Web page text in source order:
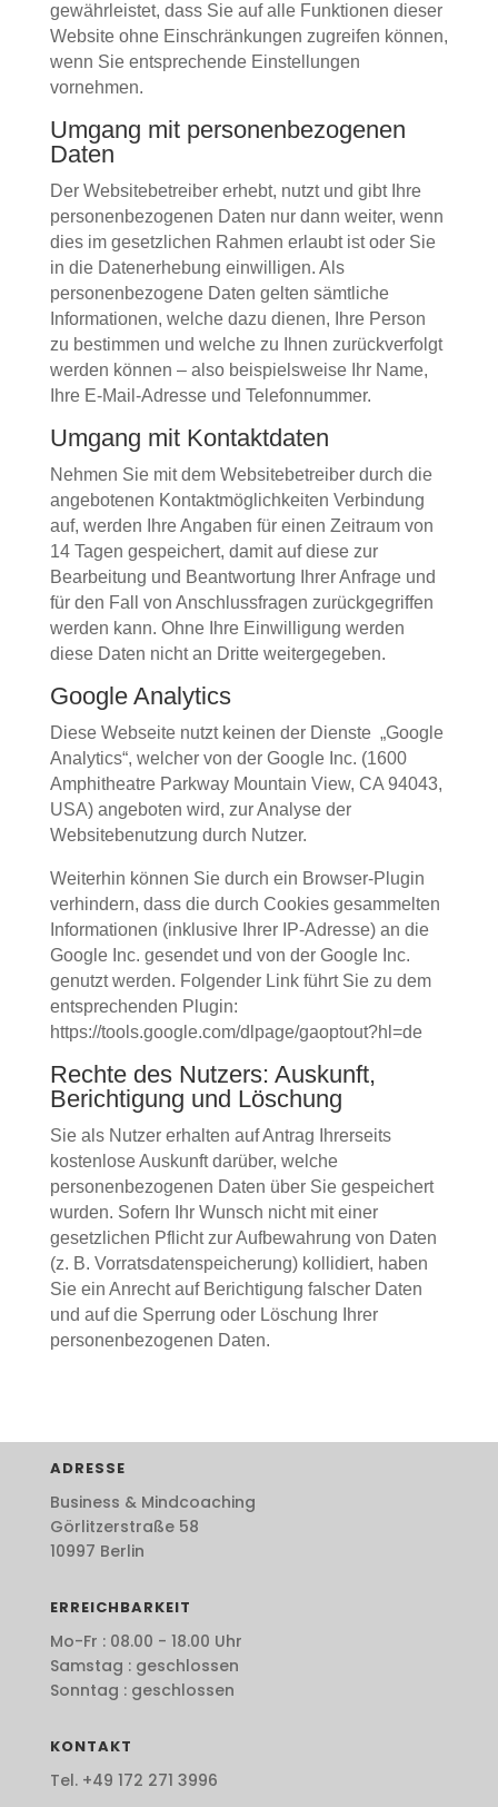
gewährleistet, dass Sie auf alle Funktionen dieser
Website ohne Einschränkungen zugreifen können,
wenn Sie entsprechende Einstellungen
vornehmen.
Umgang mit personenbezogenen
Daten
Der Websitebetreiber erhebt, nutzt und gibt Ihre
personenbezogenen Daten nur dann weiter, wenn
dies im gesetzlichen Rahmen erlaubt ist oder Sie
in die Datenerhebung einwilligen. Als
personenbezogene Daten gelten sämtliche
Informationen, welche dazu dienen, Ihre Person
zu bestimmen und welche zu Ihnen zurückverfolgt
werden können – also beispielsweise Ihr Name,
Ihre E-Mail-Adresse und Telefonnummer.
Umgang mit Kontaktdaten
Nehmen Sie mit dem Websitebetreiber durch die
angebotenen Kontaktmöglichkeiten Verbindung
auf, werden Ihre Angaben für einen Zeitraum von
14 Tagen gespeichert, damit auf diese zur
Bearbeitung und Beantwortung Ihrer Anfrage und
für den Fall von Anschlussfragen zurückgegriffen
werden kann. Ohne Ihre Einwilligung werden
diese Daten nicht an Dritte weitergegeben.
Google Analytics
Diese Webseite nutzt keinen der Dienste „Google
Analytics“, welcher von der Google Inc. (1600
Amphitheatre Parkway Mountain View, CA 94043,
USA) angeboten wird, zur Analyse der
Websitebenutzung durch Nutzer.
Weiterhin können Sie durch ein Browser-Plugin
verhindern, dass die durch Cookies gesammelten
Informationen (inklusive Ihrer IP-Adresse) an die
Google Inc. gesendet und von der Google Inc.
genutzt werden. Folgender Link führt Sie zu dem
entsprechenden Plugin:
https://tools.google.com/dlpage/gaoptout?hl=de
Rechte des Nutzers: Auskunft,
Berichtigung und Löschung
Sie als Nutzer erhalten auf Antrag Ihrerseits
kostenlose Auskunft darüber, welche
personenbezogenen Daten über Sie gespeichert
wurden. Sofern Ihr Wunsch nicht mit einer
gesetzlichen Pflicht zur Aufbewahrung von Daten
(z. B. Vorratsdatenspeicherung) kollidiert, haben
Sie ein Anrecht auf Berichtigung falscher Daten
und auf die Sperrung oder Löschung Ihrer
personenbezogenen Daten.
ADRESSE
Business & Mindcoaching
Görlitzerstraße 58
10997 Berlin
ERREICHBARKEIT
Mo-Fr : 08.00 - 18.00 Uhr
Samstag : geschlossen
Sonntag : geschlossen
KONTAKT
Tel. +49 172 271 3996